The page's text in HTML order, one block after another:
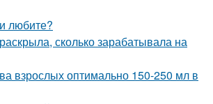
любите?
сколько зарабатывала на
взрослых оптимально 150-250 мл в